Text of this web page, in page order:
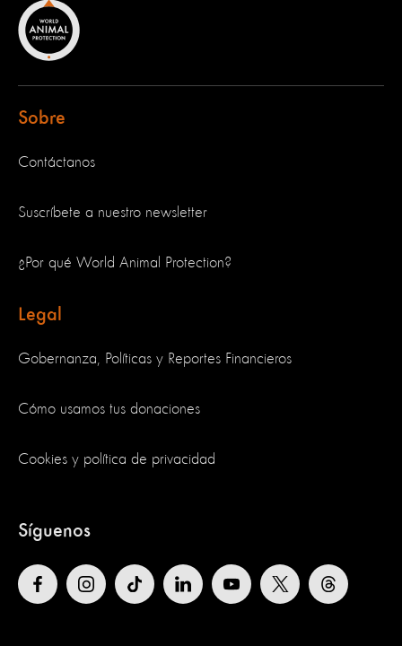
Sobre
Contáctanos
Suscríbete a nuestro newsletter
¿Por qué World Animal Protection?
Legal
Gobernanza, Políticas y Reportes Financieros
Cómo usamos tus donaciones
Cookies y política de privacidad
Síguenos